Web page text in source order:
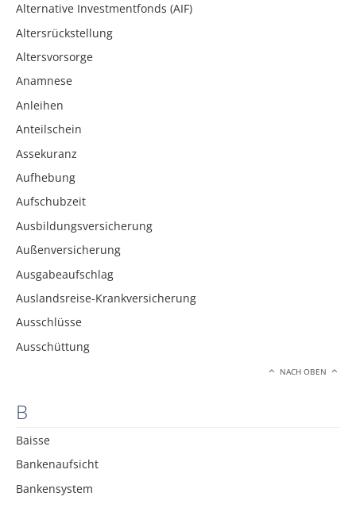
Alternative Investmentfonds (AIF)
Altersrückstellung
Altersvorsorge
Anamnese
Anleihen
Anteilschein
Assekuranz
Aufhebung
Aufschubzeit
Ausbildungsversicherung
Außenversicherung
Ausgabeaufschlag
Auslandsreise-Krankversicherung
Ausschlüsse
Ausschüttung
NACH OBEN
B
Baisse
Bankenaufsicht
Bankensystem